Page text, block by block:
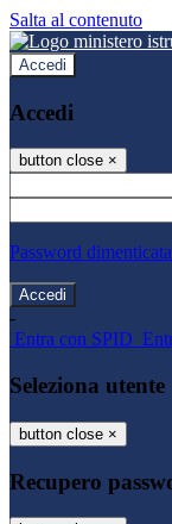
Salta al contenuto
Accedi
Accedi
button close ×
Password
-
Entra con SPID
Seleziona utente
button close ×
Recupero